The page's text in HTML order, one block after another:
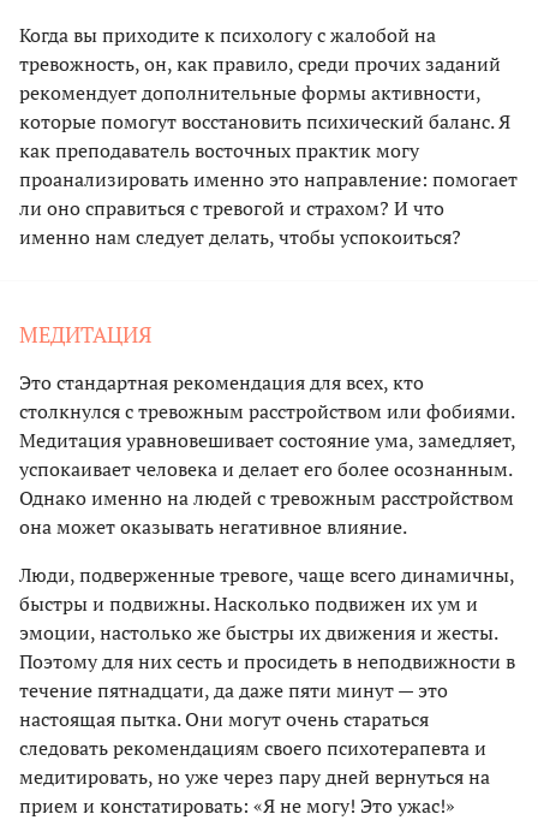
Когда вы приходите к психологу с жалобой на
тревожность, он, как правило, среди прочих заданий
рекомендует дополнительные формы активности,
которые помогут восстановить психический баланс. Я
как преподаватель восточных практик могу
проанализировать именно это направление: помогает
ли оно справиться с тревогой и страхом? И что
именно нам следует делать, чтобы успокоиться?
МЕДИТАЦИЯ
Это стандартная рекомендация для всех, кто
столкнулся с тревожным расстройством или фобиями.
Медитация уравновешивает состояние ума, замедляет,
успокаивает человека и делает его более осознанным.
Однако именно на людей с тревожным расстройством
она может оказывать негативное влияние.
Люди, подверженные тревоге, чаще всего динамичны,
быстры и подвижны. Насколько подвижен их ум и
эмоции, настолько же быстры их движения и жесты.
Поэтому для них сесть и просидеть в неподвижности в
течение пятнадцати, да даже пяти минут — это
настоящая пытка. Они могут очень стараться
следовать рекомендациям своего психотерапевта и
медитировать, но уже через пару дней вернуться на
прием и констатировать: «Я не могу! Это ужас!»